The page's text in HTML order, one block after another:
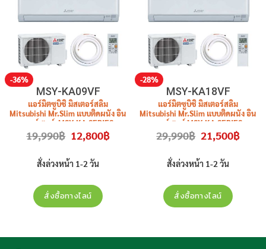
-36%
MSY-KA09VF
แอร์มิตซูบิชิ มิสเตอร์สลิม
Mitsubishi Mr.Slim แบบติดผนัง อิน
เวอร์เตอร์ MSY-KA SERIES
MSY-KA09VF/MUY-KA09VF
ราคาไม่รวมติดตั้ง
19,990฿ Original
price
19,990฿.
12,800฿Current
price
สั่งล่วงหน้า 1-2 วัน
สั่งซื้อทางไลน์
-28%
MSY-KA18VF
แอร์มิตซูบิชิ มิสเตอร์สลิม
Mitsubishi Mr.Slim แบบติดผนัง อิน
เวอร์เตอร์ MSY-KA SERIES
MSY-KA18VF/MUY-KA18VF
ระบบไฟ 220 V รีโมทไร้สาย ราคาไม่
รวมติดตั้ง
29,990฿ Original
price
29,990฿.
21,500฿price
สั่งล่วงหน้า 1-2 วัน
สั่งซื้อทางไลน์